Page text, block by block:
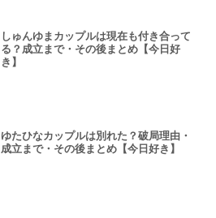
しゅんゆまカップルは現在も付き合って
る？成立まで・その後まとめ【今日好
き】
ゆたひなカップルは別れた？破局理由・
成立まで・その後まとめ【今日好き】